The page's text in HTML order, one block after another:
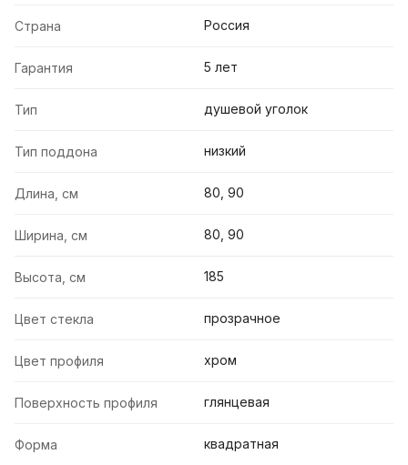
Страна Россия
Гарантия 5 лет
Тип душевой уголок
Тип поддона низкий
Длина, см 80, 90
Ширина, см 80, 90
Высота, см 185
Цвет стекла прозрачное
Цвет профиля хром
Поверхность профиля глянцевая
Форма квадратная